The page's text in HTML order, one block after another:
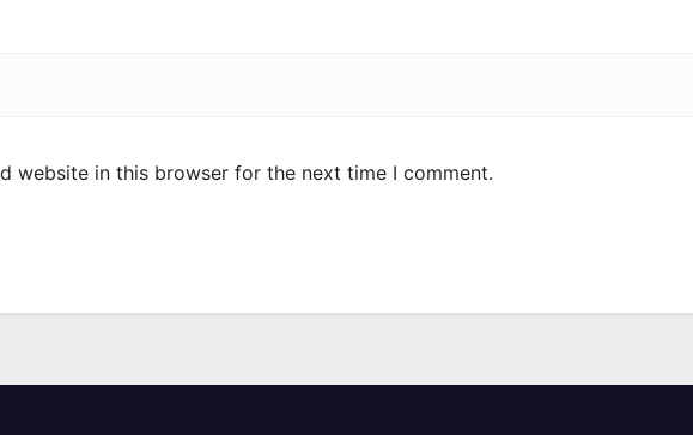
website in this browser for the next time I comment.